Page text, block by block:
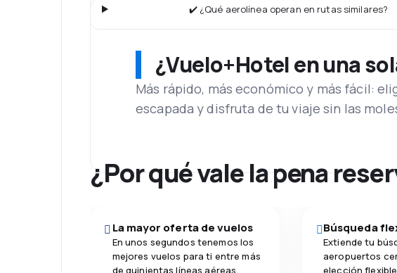
✔️ ¿Qué aerolínea operan en rutas similares?
¿Vuelo+Hotel en una
Más rápido, más económico y más fácil:
escapada y disfruta de tu viaje sin las
¿Por qué vale la pena
La mayor oferta de vuelos
En unos segundos tenemos los
mejores vuelos para ti entre más
de quinientas líneas aéreas.
Búsqueda
Extiende tu
aeropuertos
elección